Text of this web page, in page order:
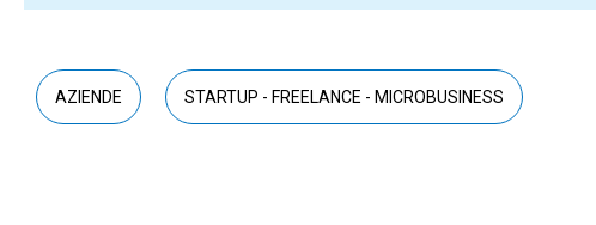
AZIENDE STARTUP - FREELANCE - MICROBUSINESS